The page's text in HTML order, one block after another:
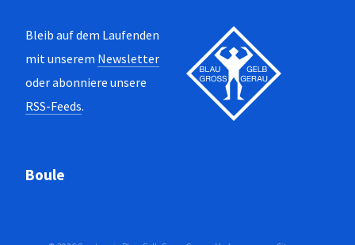
Bleib auf dem Laufenden
mit unserem Newsletter
oder abonniere unsere
RSS-Feeds.
Boule